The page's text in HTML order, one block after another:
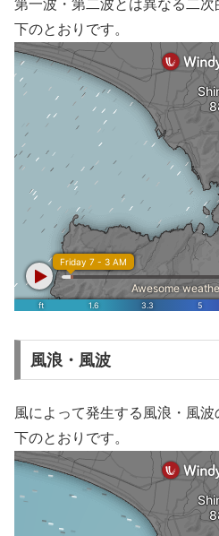
第一波・第二波とは異なる二
下のとおりです。
風浪・風波
風によって発生する風浪・風
下のとおりです。